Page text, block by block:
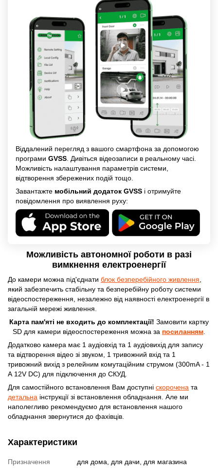
Віддалений перегляд з вашого смартфона за допомогою
програми GVSS . Дивіться відеозаписи в реальному часі.
Можливість налаштування параметрів системи,
відтворення збережених подій тощо.
Завантажте мобільний додаток GVSS і отримуйте
повідомлення про виявлення руху:
Можливість автономної роботи в разі
вимкнення електроенергії
До камери можна під'єднати блок безперебійного живлення
який забезпечить стабільну та безперебійну роботу системи
відеоспостереження, незалежно від наявності електроенергії в
загальній мережі живлення.
Карта пам'яті не входить до комплектації! Замовити картку
SD для камери відеоспостереження можна за посиланням
Додатково камера має 1 аудіовхід та 1 аудіовихід для запису
та відтворення відео зі звуком, 1 тривожний вхід та 1
тривожний вихід з релейним комутаційним струмом (300mA - 1
А 12V DC) для підключення до СКУД.
Для самостійного встановлення Вам доступні скорочена та
детальна інструкції зі встановлення обладнання. Але ми
наполегливо рекомендуємо для встановлення нашого
обладнання звернутися до фахівців.
Характеристики
Призначення
для дома, для дачи, для магазина